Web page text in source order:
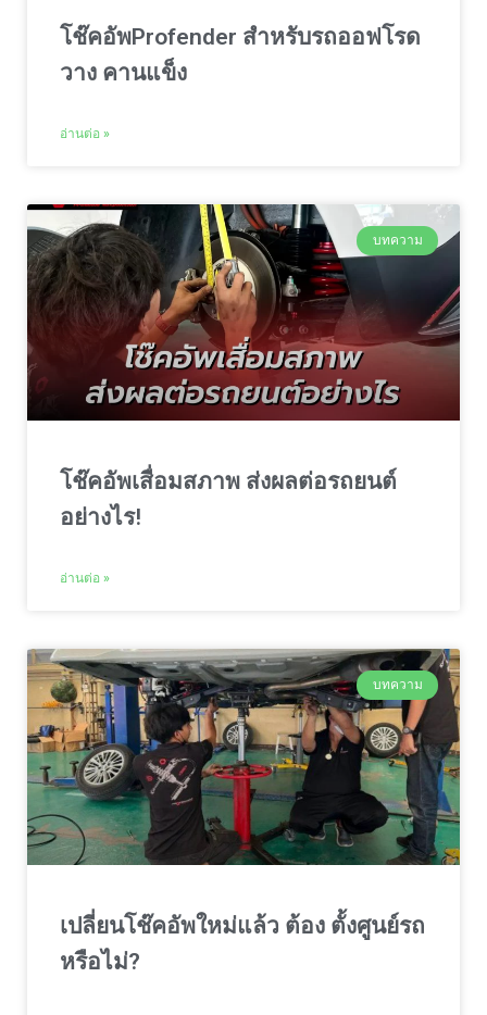
โช๊คอัพProfender สำหรับรถออฟโรด
วาง คานแข็ง
อ่านต่อ »
บทความ
โช๊คอัพเสื่อมสภาพ ส่งผลต่อรถยนต์
อย่างไร!
อ่านต่อ »
บทความ
เปลี่ยนโช๊คอัพใหม่แล้ว ต้อง ตั้งศูนย์รถ
หรือไม่?